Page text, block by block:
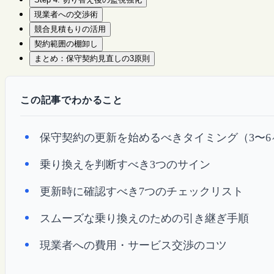
現業者への交渉術
競合見積もりの活用
契約範囲の棚卸し
まとめ：保守契約見直しの3原則
この記事でわかること
保守契約の更新を始めるべきタイミング（3〜
乗り換えを判断すべき3つのサイン
更新時に確認すべき7つのチェックリスト
スムーズな乗り換えのための引き継ぎ手順
現業者への費用・サービス交渉のコツ